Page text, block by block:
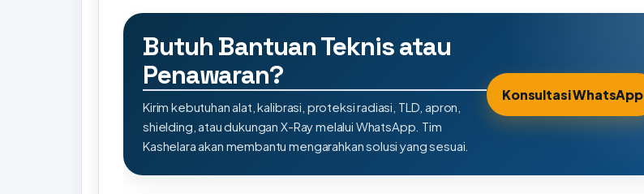
Butuh Bantuan Teknis atau
Penawaran?
Kirim kebutuhan alat, kalibrasi, proteksi radiasi, TLD, apron,
shielding, atau dukungan X-Ray melalui WhatsApp. Tim
Kashelara akan membantu mengarahkan solusi yang sesuai.
Konsultasi WhatsApp